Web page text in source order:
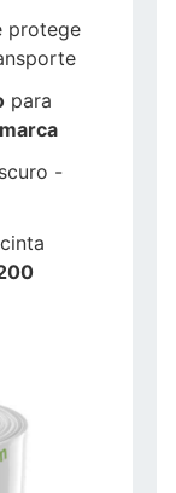
protege
para
-